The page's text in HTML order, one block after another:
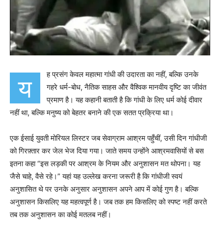
य
ह प्रसंग केवल महात्मा गांधी की उदारता का नहीं, बल्कि उनके
गहरे धर्म-बोध, नैतिक साहस और वैश्विक मानवीय दृष्टि का जीवंत
प्रमाण है। यह कहानी बताती है कि गांधी के लिए धर्म कोई दीवार
नहीं था, बल्कि मनुष्य को बेहतर बनाने की एक सतत प्रक्रिया था।
एक ईसाई युवती मोरियल लिस्टर जब सेवाग्राम आश्रम पहुँचीं, उसी दिन गांधीजी
को गिरफ़्तार कर जेल भेज दिया गया। जाते समय उन्होंने आश्रमवासियों से बस
इतना कहा “इस लड़की पर आश्रम के नियम और अनुशासन मत थोपना। यह
जैसे चाहे, वैसे रहे।” यहां यह उल्लेख करना जरूरी है कि गांधीजी स्वयं
अनुशासित थे पर उनके अनुसार अनुशासन अपने आप में कोई गुण है। बल्कि
अनुशासन किसलिए यह महत्वपूर्ण है। जब तक हम किसलिए को स्पष्ट नहीं करते
तब तक अनुशासन का कोई मतलब नहीं।